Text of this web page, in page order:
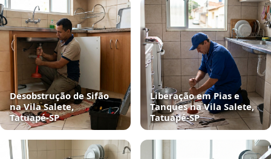
Desobstrução de Sifão
na Vila Salete,
Tatuapé‑SP
Liberação em Pias e
Tanques na Vila Salete,
Tatuapé‑SP